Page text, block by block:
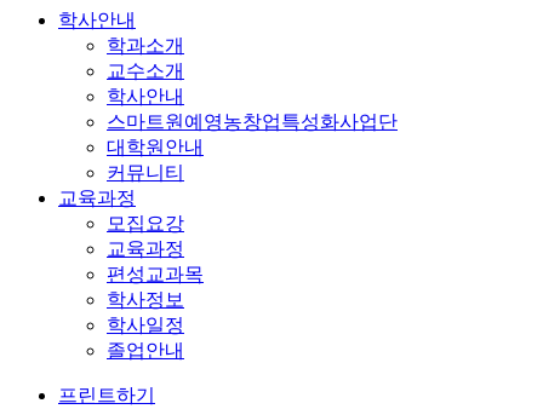
학사안내
학과소개
교수소개
학사안내
스마트원예영농창업특성화사업단
대학원안내
커뮤니티
교육과정
모집요강
교육과정
편성교과목
학사정보
학사일정
졸업안내
프린트하기